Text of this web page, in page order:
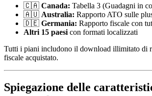
🇨🇦 Canada: Tabella 3 (Guadagni in
🇦🇺 Australia: Rapporto ATO sulle
🇩🇪 Germania: Rapporto fiscale con
Altri 15 paesi con formati localizzati
Tutti i piani includono il download illimitato di
fiscale acquistato.
Spiegazione delle